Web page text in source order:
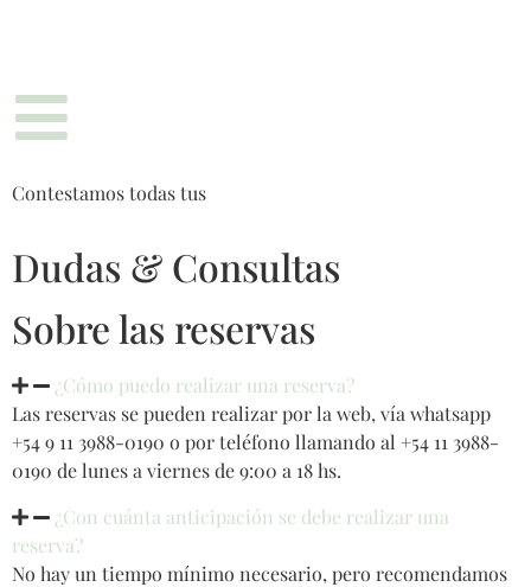
Contestamos todas tus
Dudas & Consultas
Sobre las reservas
¿Cómo puedo realizar una reserva?
Las reservas se pueden realizar por la web, vía whatsapp
+54 9 11 3988-0190 o por teléfono llamando al +54 11 3988-
0190 de lunes a viernes de 9:00 a 18 hs.
¿Con cuánta anticipación se debe realizar una
reserva?
No hay un tiempo mínimo necesario, pero recomendamos